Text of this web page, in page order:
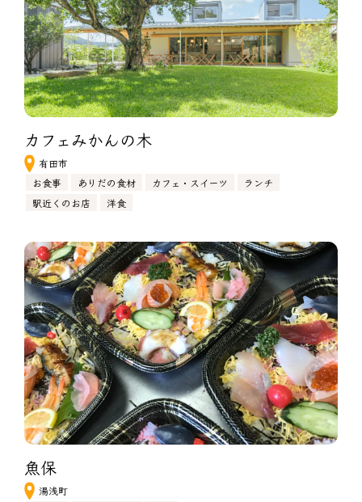
カフェみかんの木
有田市
お食事
ありだの食材 カフェ・スイーツ
ランチ
駅近くのお店
洋食
魚保
湯浅町